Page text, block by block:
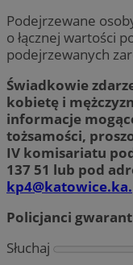
Podejrzewane
o łącznej wartości
podejrzewanych
Świadkowie
kobietę i
informacje
tożsamości,
IV komisariatu
137 51 lub pod
Policjanci
Słuchaj